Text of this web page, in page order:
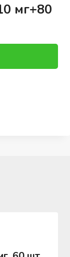
мг+80